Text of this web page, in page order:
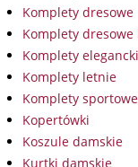
Komplety dresowe
Komplety dresowe
Komplety
Komplety letnie
Komplety sportowe
Kopertówki
Koszule damskie
Kurtki damskie